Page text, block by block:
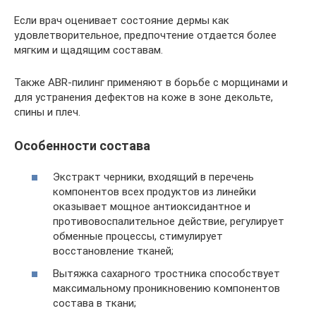
Если врач оценивает состояние дермы как
удовлетворительное, предпочтение отдается более
мягким и щадящим составам.
Также ABR-пилинг применяют в борьбе с морщинами и
для устранения дефектов на коже в зоне декольте,
спины и плеч.
Особенности состава
Экстракт черники, входящий в перечень
компонентов всех продуктов из линейки
оказывает мощное антиоксидантное и
противовоспалительное действие, регулирует
обменные процессы, стимулирует
восстановление тканей;
Вытяжка сахарного тростника способствует
максимальному проникновению компонентов
состава в ткани;